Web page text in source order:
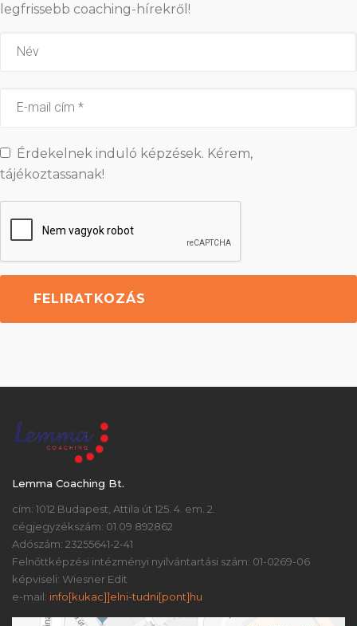
legfrissebb coaching-hírekről!
Érdekelnek induló képzések. Kérem,
tájékoztassanak!
Lemma Coaching Bt.
cím: 1012 Budapest, Attila út 125. 4. em. 2.
cégjegyzékszám: 01 09 892862
Adószám: 23255641-2-41
Felnőttképzési intézményi nyilvántartási szám: 01-0269-06
képviseli: Wiesner Edit
e-mail: info[kukac]]elni-tudni[pont]hu